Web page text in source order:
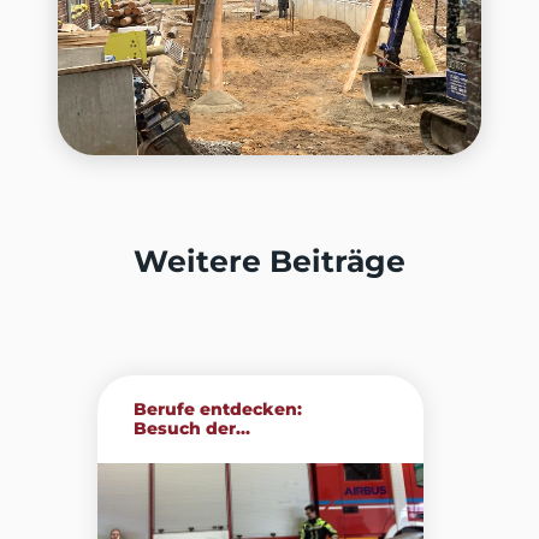
Weitere Beiträge
Berufe entdecken:
Besuch der...